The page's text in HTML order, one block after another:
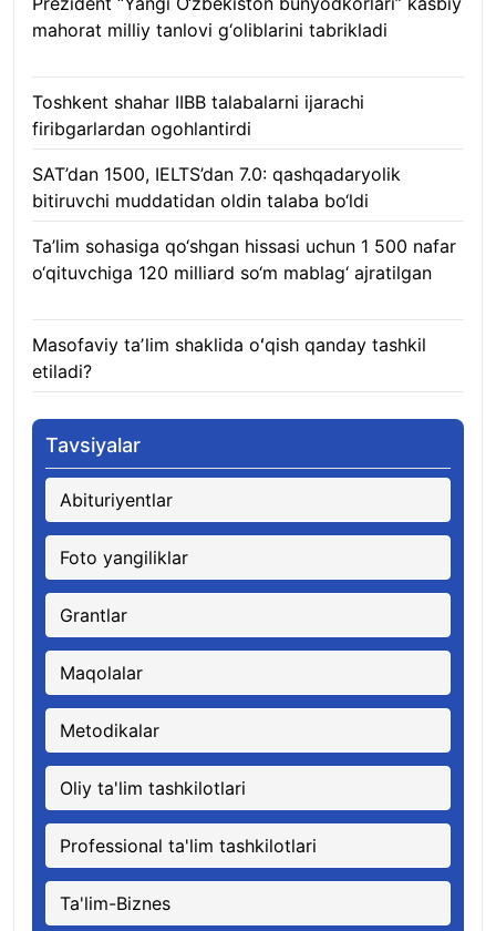
mahorat milliy tanlovi g‘oliblarini tabrikladi
Toshkent shahar IIBB talabalarni ijarachi
firibgarlardan ogohlantirdi
SAT’dan 1500, IELTS’dan 7.0: qashqadaryolik
bitiruvchi muddatidan oldin talaba bo‘ldi
Ta’lim sohasiga qo‘shgan hissasi uchun 1 500 nafar
o‘qituvchiga 120 milliard so‘m mablag‘ ajratilgan
Masofaviy taʼlim shaklida oʻqish qanday tashkil
etiladi?
Tavsiyalar
Abituriyentlar
Foto yangiliklar
Grantlar
Maqolalar
Metodikalar
Oliy ta'lim tashkilotlari
Professional ta'lim tashkilotlari
Ta'lim-Biznes